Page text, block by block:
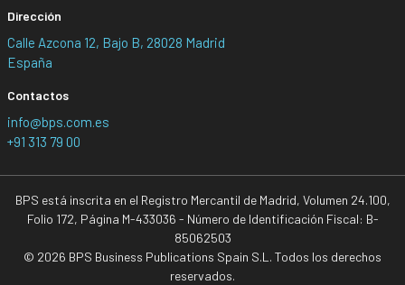
Dirección
Calle Azcona 12, Bajo B, 28028 Madrid
España
Contactos
info@bps.com.es
+91 313 79 00
BPS está inscrita en el Registro Mercantil de Madrid, Volumen 24.100,
Folio 172, Página M-433036 - Número de Identificación Fiscal: B-
85062503
© 2026 BPS Business Publications Spain S.L. Todos los derechos
reservados.